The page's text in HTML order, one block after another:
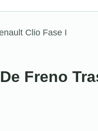
Clio Fase I
Freno